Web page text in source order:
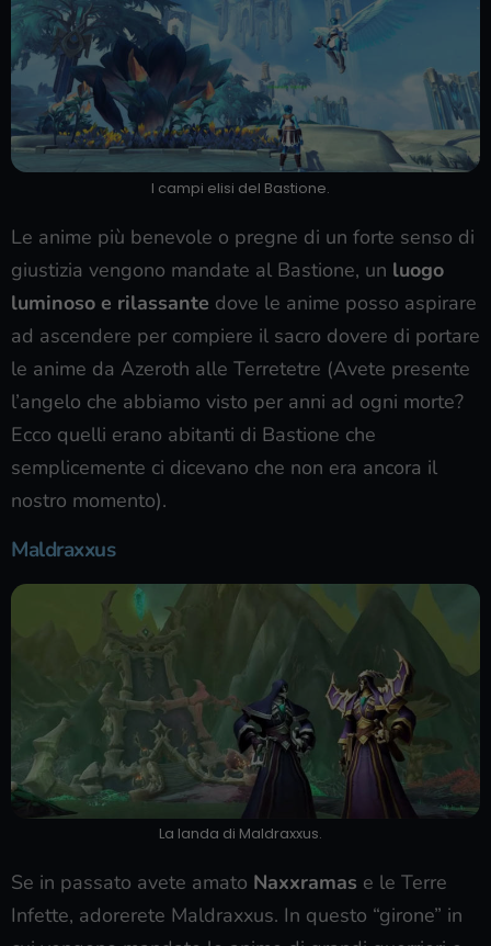
I campi elisi del Bastione.
Le anime più benevole o pregne di un forte senso di
giustizia vengono mandate al Bastione, un luogo
luminoso e rilassante dove le anime posso aspirare
ad ascendere per compiere il sacro dovere di portare
le anime da Azeroth alle Terretetre (Avete presente
l’angelo che abbiamo visto per anni ad ogni morte?
Ecco quelli erano abitanti di Bastione che
semplicemente ci dicevano che non era ancora il
nostro momento).
Maldraxxus
La landa di Maldraxxus.
Se in passato avete amato Naxxramas e le Terre
Infette, adorerete Maldraxxus. In questo “girone” in